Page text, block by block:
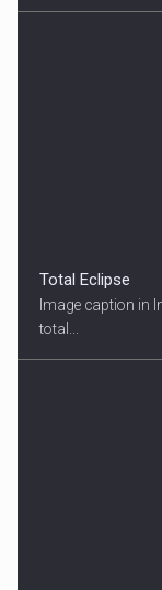
Total Eclipse
Image caption in
total...